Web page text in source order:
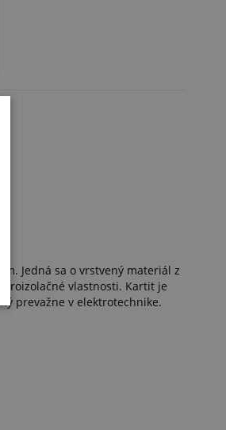
Jedná sa o vrstvený materiál z
vlastnosti. Kartit je
prevažne v elektrotechnike.